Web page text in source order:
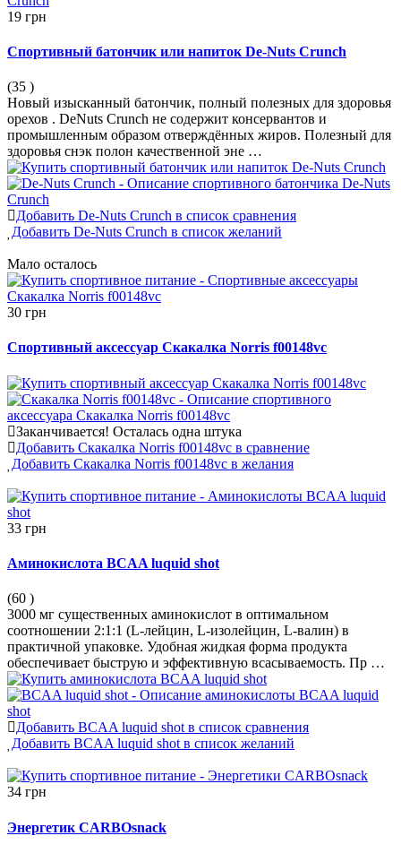
19 грн
Спортивный батончик или напиток De-Nuts Crunch
(35 )
Новый изысканный батончик, полный полезных для здоровья
орехов . DeNuts Crunch не содержит консервантов и
промышленным образом отверждённых жиров. Полезный для
здоровья снэк полон качественной эне …
Добавить De-Nuts Crunch в список сравнения
Добавить De-Nuts Crunch в список желаний
Мало осталось
30 грн
Спортивный аксессуар Скакалка Norris f00148vc
Заканчивается! Осталась одна штука
Добавить Скакалка Norris f00148vc в сравнение
Добавить Скакалка Norris f00148vc в желания
33 грн
Аминокислота BCAA luquid shot
(60 )
3000 мг существенных аминокислот в оптимальном
соотношении 2:1:1 (L-лейцин, L-изолейцин, L-валин) в
практичной упаковке. Удобная жидкая форма продукта
обеспечивает быструю и эффективную всасываемость. Пр …
Добавить BCAA luquid shot в список сравнения
Добавить BCAA luquid shot в список желаний
34 грн
Энергетик CARBOsnack